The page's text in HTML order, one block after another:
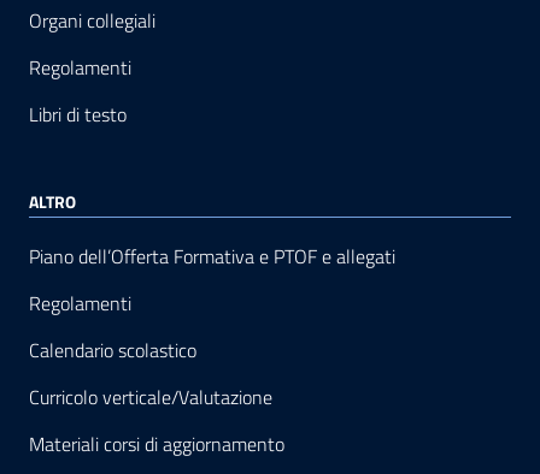
Organi collegiali
Regolamenti
Libri di testo
ALTRO
Piano dell’Offerta Formativa e PTOF e allegati
Regolamenti
Calendario scolastico
Curricolo verticale/Valutazione
Materiali corsi di aggiornamento